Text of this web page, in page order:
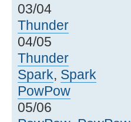
03/04
Thunder
04/05
Thunder
Spark, Spark
PowPow
05/06